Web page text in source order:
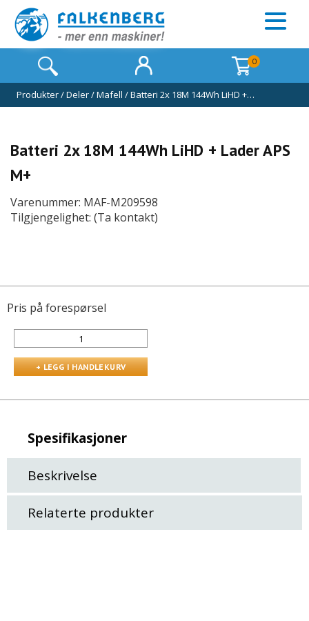
0
Produkter/Deler/Mafell /Batteri 2x 18M 144Wh LiHD +…
Batteri 2x 18M 144Wh LiHD + Lader APS
M+
Varenummer: MAF-M209598
Tilgjengelighet: (Ta kontakt)
Pris på forespørsel
Spesifikasjoner
Beskrivelse
Relaterte produkter